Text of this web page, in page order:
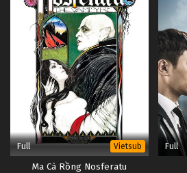
Full Vietsub
Ma Cà Rồng Nosferatu
Full